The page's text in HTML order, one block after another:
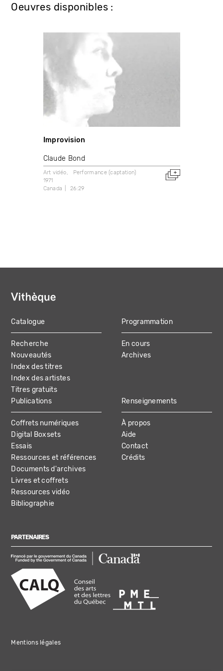
Oeuvres disponibles :
Improvision
Claude Bond
Art vidéo
Performance (captation)
1971
Canada
26:29
MAIN
NAVIGATION
Catalogue
Recherche
Nouveautés
Index des titres
Index des artistes
Titres gratuits
Programmation
En cours
Archives
Publications
Coffrets numériques
Digital Boxsets
Essais
Ressources et références
Documents d'archives
Livres et coffrets
Ressources vidéo
Bibliographie
Renseignements
À propos
Aide
Contact
Crédits
PARTENAIRES
Mentions légales